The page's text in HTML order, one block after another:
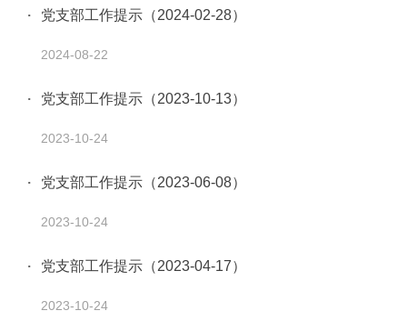
党支部工作提示（2024-02-28）
2024-08-22
党支部工作提示（2023-10-13）
2023-10-24
党支部工作提示（2023-06-08）
2023-10-24
党支部工作提示（2023-04-17）
2023-10-24